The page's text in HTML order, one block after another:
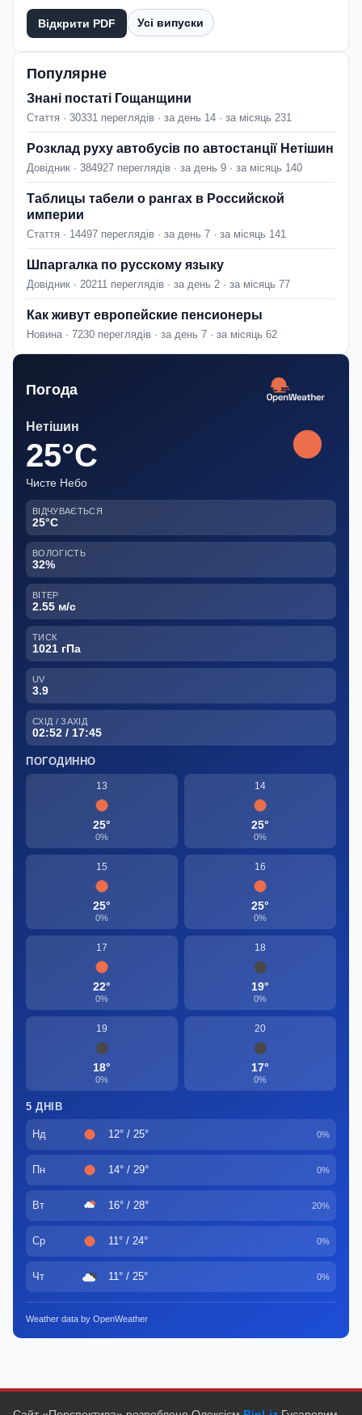
Відкрити PDF Усі випуски
Популярне
Знані постаті Гощанщини
Стаття · 30331 переглядів · за день 14 · за місяць 231
Розклад руху автобусів по автостанції Нетішин
Довідник · 384927 переглядів · за день 9 · за місяць 140
Таблицы табели о рангах в Российской
империи
Стаття · 14497 переглядів · за день 7 · за місяць 141
Шпаргалка по русскому языку
Довідник · 20211 переглядів · за день 2 · за місяць 77
Как живут европейские пенсионеры
Новина · 7230 переглядів · за день 7 · за місяць 62
Погода
Нетішин
25°C
Чисте Небо
ВІДЧУВАЄТЬСЯ
25°C
ВОЛОГІСТЬ
32%
ВІТЕР
2.55 м/с
ТИСК
1021 гПа
UV
3.9
СХІД / ЗАХІД
02:52 / 17:45
ПОГОДИННО
13
25°
0%
14
25°
0%
15
25°
0%
16
25°
0%
17
22°
0%
18
19°
0%
19
18°
0%
20
17°
0%
5 ДНІВ
Нд 12° / 25° 0%
Пн 14° / 29° 0%
Вт 16° / 28° 20%
Ср 11° / 24° 0%
Чт 11° / 25° 0%
Weather data by OpenWeather